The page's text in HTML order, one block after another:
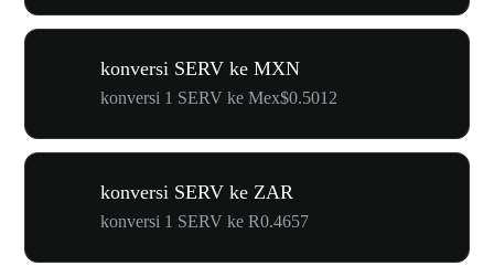
konversi SERV ke MXN
konversi 1 SERV ke Mex$0.5012
konversi SERV ke ZAR
konversi 1 SERV ke R0.4657